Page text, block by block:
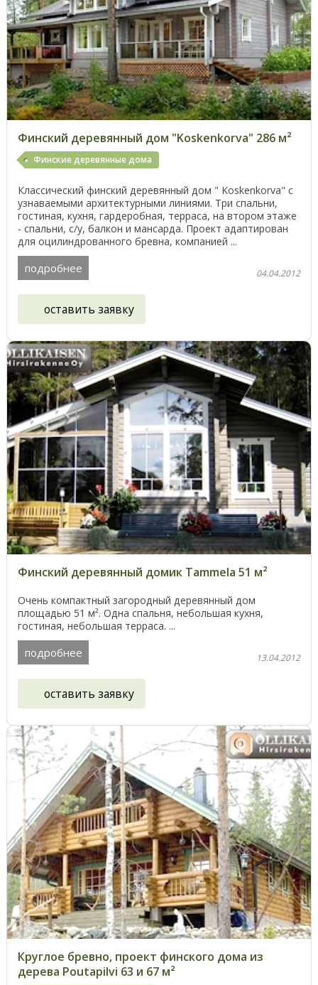
Финский деревянный дом "Koskenkorva" 286 м²
Финские деревянные дома
Классический финский деревянный дом " Koskenkorva" с
узнаваемыми архитектурными линиями. Три спальни,
гостиная, кухня, гардеробная, терраса, на втором этаже
- спальни, с/у, балкон и мансарда. Проект адаптирован
для оцилиндрованного бревна, компанией ...
подробнее 04.04.2012
оставить заявку
Финский деревянный домик Tammela 51 м²
Очень компактный загородный деревянный дом
площадью 51 м². Одна спальня, небольшая кухня,
гостиная, небольшая терраса. ...
подробнее 13.04.2012
оставить заявку
Круглое бревно, проект финского дома из
дерева Poutapilvi 63 и 67 м²